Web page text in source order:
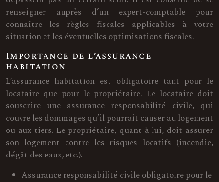
renseigner auprès d’un expert-comptable pour
connaître les règles fiscales applicables à votre
situation et les éventuelles optimisations fiscales.
Importance de l’assurance
habitation
L’assurance habitation est obligatoire tant pour le
locataire que pour le propriétaire. Le locataire doit
souscrire une assurance responsabilité civile, qui
couvre les dommages qu’il pourrait causer au logement
ou aux tiers. Le propriétaire, quant à lui, doit assurer
son logement contre les risques locatifs (incendie,
dégât des eaux, etc.).
Assurance responsabilité civile obligatoire pour le